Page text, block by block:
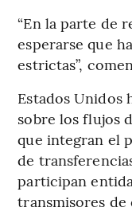
“En la parte de
esperarse que
estrictas”,
Estados Unidos
sobre los flujos
que integran el
de
participan
transmisores de